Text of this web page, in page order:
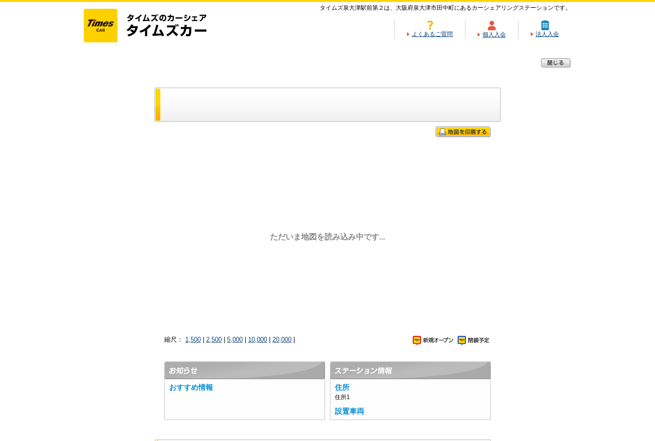
タイムズ泉大津駅前第２は、大阪府泉大津市田中町にあるカーシェアリングステーションです。
よくあるご質問 個人入会 法人入会
ただいま地図を読み込み中です...
縮尺： 1,500 2,500 5,000 10,000 20,000
おすすめ情報 住所
住所1
設置車両